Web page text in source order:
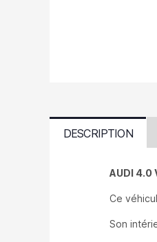
DESCRIPTION
AUDI 4.0
Ce
Son